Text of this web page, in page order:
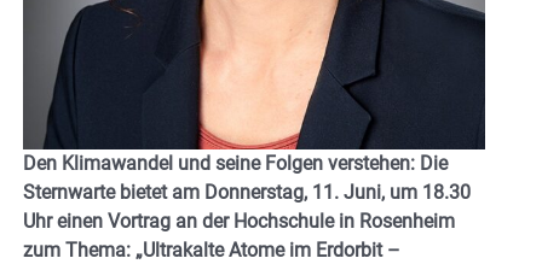
Den Klimawandel und seine Folgen verstehen: Die
Sternwarte bietet am Donnerstag, 11. Juni, um 18.30
Uhr einen Vortrag an der Hochschule in Rosenheim
zum Thema: „Ultrakalte Atome im Erdorbit –